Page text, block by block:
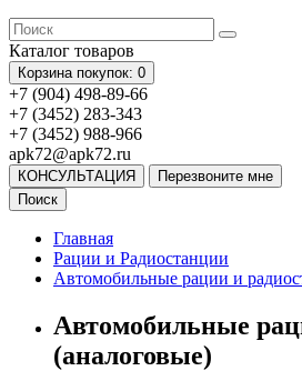
Каталог товаров
Корзина покупок: 0
+7 (904) 498-89-66
+7 (3452) 283-343
+7 (3452) 988-966
apk72@apk72.ru
КОНСУЛЬТАЦИЯ
Перезвоните мне
Поиск
Главная
Рации и Радиостанции
Автомобильные рации и
Автомобильные
(аналоговые)